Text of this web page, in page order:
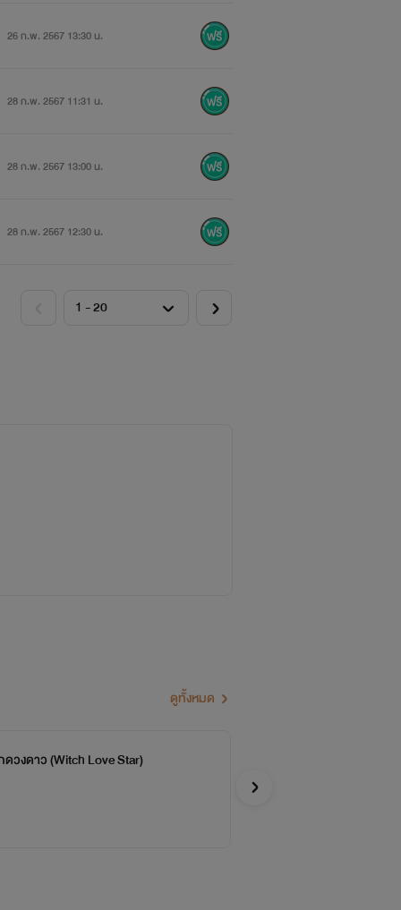
26 ก.พ. 2567 13:30 น.
28 ก.พ. 2567 11:31 น.
28 ก.พ. 2567 13:00 น.
28 ก.พ. 2567 12:30 น.
ดูทั้งหมด
ดวงดาว (Witch Love Star)